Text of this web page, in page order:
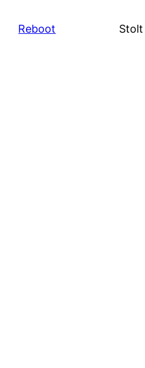
Reboot